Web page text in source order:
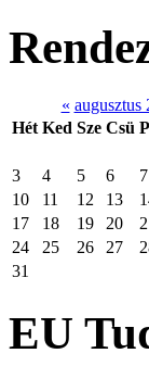
« augusztus
Hét Ked Sze Csü
3
4 5 6 7
10
11 12 13
17
18 19 20
24
25 26 27
31
EU